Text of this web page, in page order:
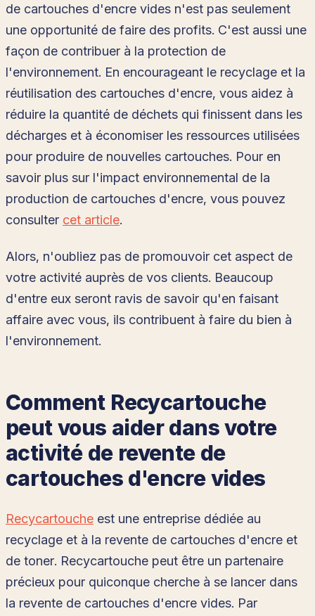
de cartouches d'encre vides n'est pas seulement
une opportunité de faire des profits. C'est aussi une
façon de contribuer à la protection de
l'environnement. En encourageant le recyclage et la
réutilisation des cartouches d'encre, vous aidez à
réduire la quantité de déchets qui finissent dans les
décharges et à économiser les ressources utilisées
pour produire de nouvelles cartouches. Pour en
savoir plus sur l'impact environnemental de la
production de cartouches d'encre, vous pouvez
consulter cet article.
Alors, n'oubliez pas de promouvoir cet aspect de
votre activité auprès de vos clients. Beaucoup
d'entre eux seront ravis de savoir qu'en faisant
affaire avec vous, ils contribuent à faire du bien à
l'environnement.
Comment Recycartouche
peut vous aider dans votre
activité de revente de
cartouches d'encre vides
Recycartouche est une entreprise dédiée au
recyclage et à la revente de cartouches d'encre et
de toner. Recycartouche peut être un partenaire
précieux pour quiconque cherche à se lancer dans
la revente de cartouches d'encre vides. Par